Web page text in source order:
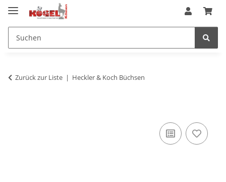
Zurück zur Liste Heckler & Koch Büchsen